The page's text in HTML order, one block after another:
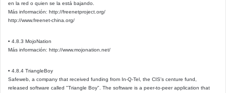
en la red o quien se la está bajando.
Más información: http://freenetproject.org/
http://www.freenet-china.org/
• 4.8.3 MojoNation
Más información: http://www.mojonation.net/
• 4.8.4 TriangleBoy
Safeweb, a company that received funding from In-Q-Tel, the CIS's centure fund,
released software called "Triangle Boy". The software is a peer-to-peer application that